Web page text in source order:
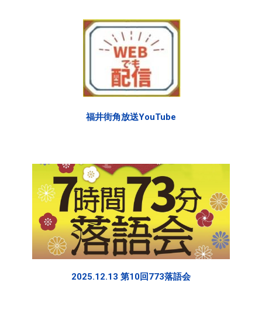
福井街角放送YouTube
2025.12.13 第10回773落語会